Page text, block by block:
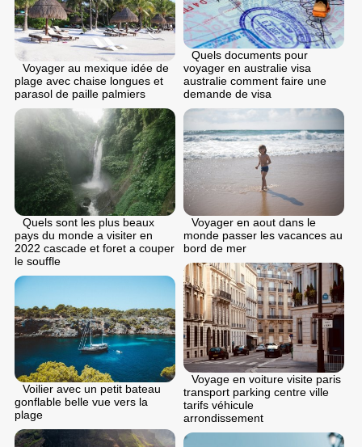
Quels documents pour
voyager en australie visa
australie comment faire une
demande de visa
Voyager au mexique idée de
plage avec chaise longues et
parasol de paille palmiers
Voyager en aout dans le
monde passer les vacances au
bord de mer
Quels sont les plus beaux
pays du monde a visiter en
2022 cascade et foret a couper
le souffle
Voyage en voiture visite paris
transport parking centre ville
tarifs véhicule
arrondissement
Voilier avec un petit bateau
gonflable belle vue vers la
plage